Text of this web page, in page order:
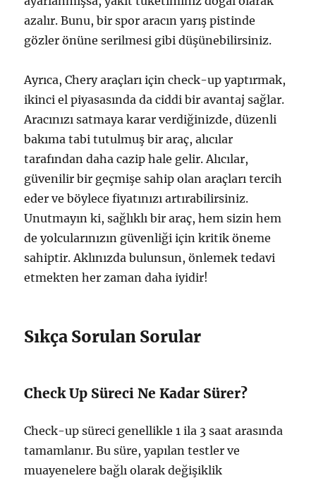
azalır. Bunu, bir spor aracın yarış pistinde
gözler önüne serilmesi gibi düşünebilirsiniz.
Ayrıca, Chery araçları için check-up yaptırmak,
ikinci el piyasasında da ciddi bir avantaj sağlar.
Aracınızı satmaya karar verdiğinizde, düzenli
bakıma tabi tutulmuş bir araç, alıcılar
tarafından daha cazip hale gelir. Alıcılar,
güvenilir bir geçmişe sahip olan araçları tercih
eder ve böylece fiyatınızı artırabilirsiniz.
Unutmayın ki, sağlıklı bir araç, hem sizin hem
de yolcularınızın güvenliği için kritik öneme
sahiptir. Aklınızda bulunsun, önlemek tedavi
etmekten her zaman daha iyidir!
Sıkça Sorulan Sorular
Check Up Süreci Ne Kadar Sürer?
Check-up süreci genellikle 1 ila 3 saat arasında
tamamlanır. Bu süre, yapılan testler ve
muayenelere bağlı olarak değişiklik